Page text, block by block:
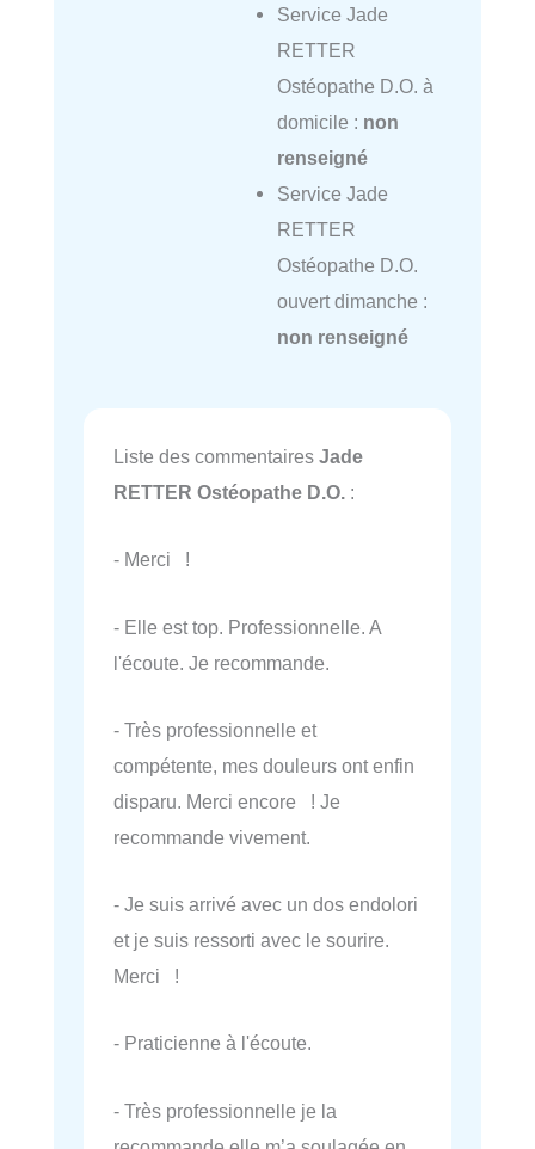
Service Jade
RETTER
Ostéopathe D.O. à
domicile : non
renseigné
Service Jade
RETTER
Ostéopathe D.O.
ouvert dimanche :
non renseigné
Liste des commentaires Jade
RETTER Ostéopathe D.O. :
- Merci !
- Elle est top. Professionnelle. A
l'écoute. Je recommande.
- Très professionnelle et
compétente, mes douleurs ont enfin
disparu. Merci encore ! Je
recommande vivement.
- Je suis arrivé avec un dos endolori
et je suis ressorti avec le sourire.
Merci !
- Praticienne à l'écoute.
- Très professionnelle je la